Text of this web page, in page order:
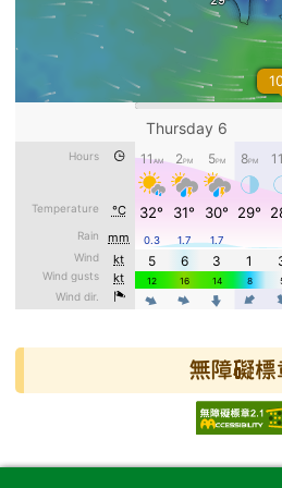
無障礙標